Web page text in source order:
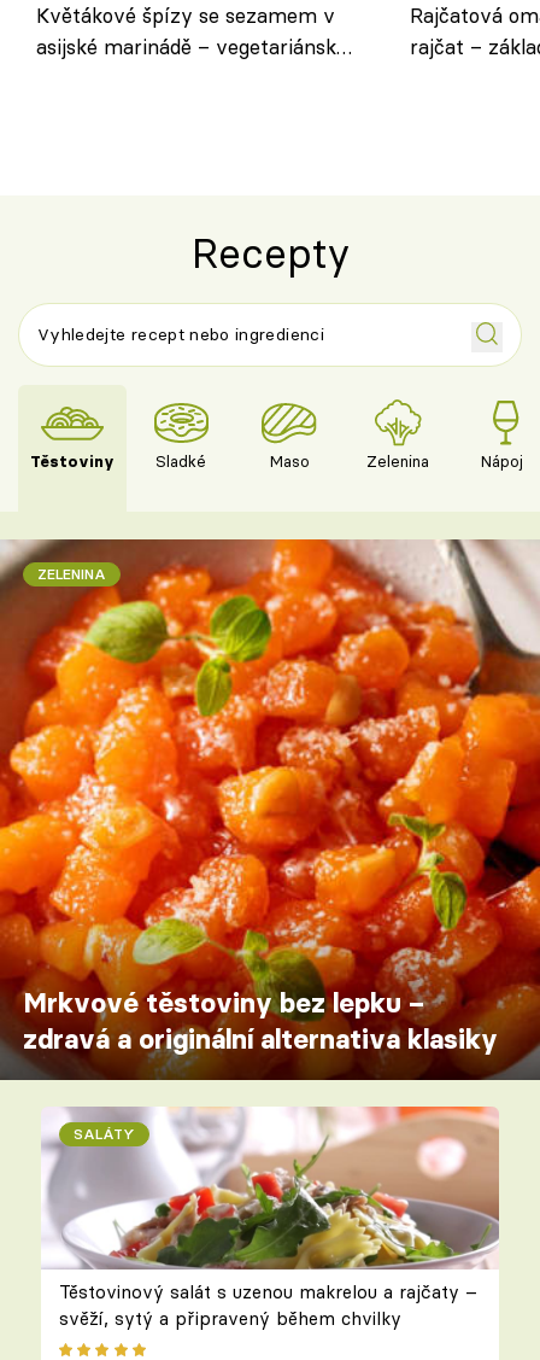
Květákové špízy se sezamem v
asijské marinádě – vegetariánská
Rajčatová
rajčat –
Recepty
Těstoviny Sladké Maso Zelenina Nápoje
ZELENINA
Mrkvové těstoviny bez lepku –
zdravá a originální alternativa klasiky
SALÁTY
Těstovinový salát s uzenou makrelou a rajčaty –
svěží, sytý a připravený během chvilky